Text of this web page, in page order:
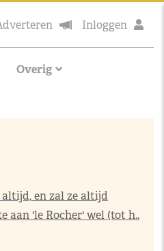
Inloggen
Overig
en zal ze altijd
aan 'le Rocher' wel (tot h..